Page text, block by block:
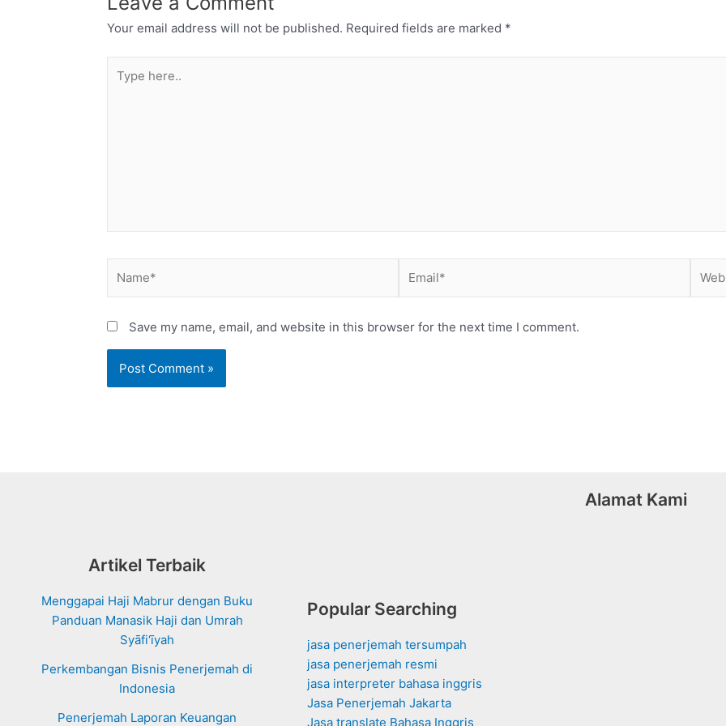
Your email address will not be published. Required fields are marked *
here..
Save my name, email, and website in this browser for the next time I comment.
Artikel Terbaik
Menggapai Haji Mabrur dengan Buku
Panduan Manasik Haji dan Umrah
Syāfi‘īyah
Perkembangan Bisnis Penerjemah di
Indonesia
Penerjemah Laporan Keuangan
Popular Searching
jasa penerjemah tersumpah
jasa penerjemah resmi
jasa interpreter bahasa inggris
Jasa Penerjemah Jakarta
Jasa translate Bahasa Inggris
Alamat Kami